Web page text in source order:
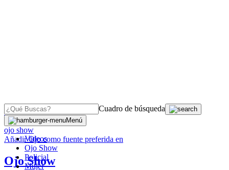
Cuadro de búsqueda
Menú
Videos
Ojo Show
Policial
Mujer
OJO
ojo show
AñadirOjocomo fuente preferida en
Ojo Show